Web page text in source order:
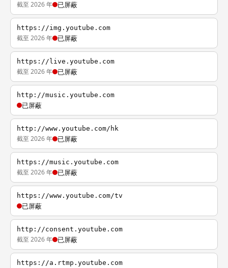
截至 2026 年 已屏蔽
https://img.youtube.com
截至 2026 年 已屏蔽
https://live.youtube.com
截至 2026 年 已屏蔽
http://music.youtube.com
已屏蔽
http://www.youtube.com/hk
截至 2026 年 已屏蔽
https://music.youtube.com
截至 2026 年 已屏蔽
https://www.youtube.com/tv
已屏蔽
http://consent.youtube.com
截至 2026 年 已屏蔽
https://a.rtmp.youtube.com